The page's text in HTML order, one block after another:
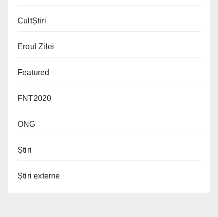
CultȘtiri
Eroul Zilei
Featured
FNT2020
ONG
Știri
Știri externe